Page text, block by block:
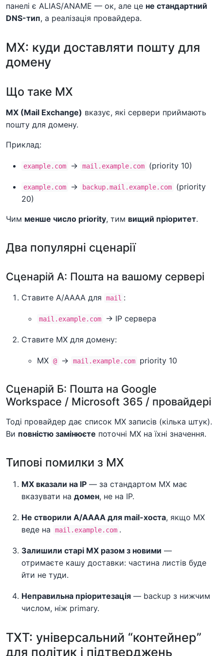
панелі є ALIAS/ANAME — ок, але це не стандартний
DNS-тип, а реалізація провайдера.
MX: куди доставляти пошту для
домену
Що таке MX
MX (Mail Exchange) вказує, які сервери приймають
пошту для домену.
Приклад:
example.com → mail.example.com (priority 10)
example.com → backup.mail.example.com
(priority
20)
Чим менше число priority, тим вищий пріоритет.
Два популярні сценарії
Сценарій А: Пошта на вашому сервері
Ставите A/AAAA для mail :
mail.example.com → IP сервера
Ставите MX для домену:
MX @ → mail.example.com priority 10
Сценарій Б: Пошта на Google
Workspace / Microsoft 365 / провайдері
Тоді провайдер дає список MX записів (кілька штук).
Ви повністю замінюєте поточні MX на їхні значення.
Типові помилки з MX
MX вказали на IP — за стандартом MX має
вказувати на домен, не на IP.
Не створили A/AAAA для mail-хоста, якщо MX
веде на
mail.example.com .
Залишили старі MX разом з новими —
отримаєте кашу доставки: частина листів буде
йти не туди.
Неправильна пріоритезація — backup з нижчим
числом, ніж primary.
TXT: універсальний “контейнер”
для політик і підтверджень